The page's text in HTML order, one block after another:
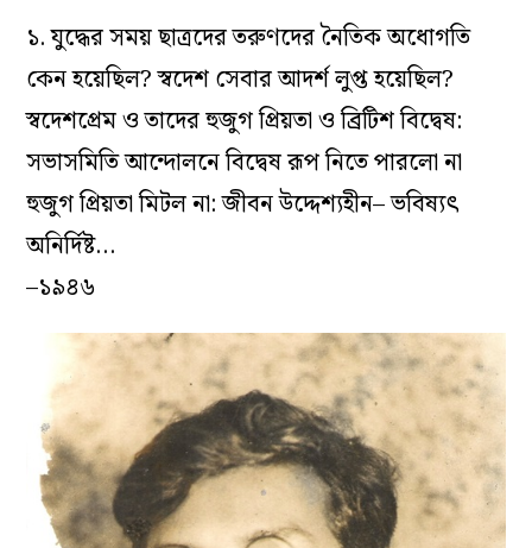
১. যুদ্ধের সময় ছাত্রদের তরুণদের নৈতিক অধোগতি
কেন হয়েছিল? স্বদেশ সেবার আদর্শ লুপ্ত হয়েছিল?
স্বদেশপ্রেম ও তাদের হুজুগ প্রিয়তা ও ব্রিটিশ বিদ্বেষ:
সভাসমিতি আন্দোলনে বিদ্বেষ রূপ নিতে পারলো না
হুজুগ প্রিয়তা মিটল না: জীবন উদ্দেশ‌্যহীন– ভবিষ‌্যৎ
অনির্দিষ্ট…
–১৯৪৬